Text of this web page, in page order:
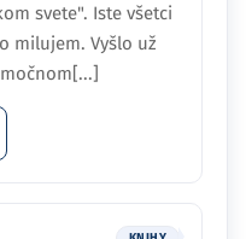
svete". Iste všetci
milujem. Vyšlo už